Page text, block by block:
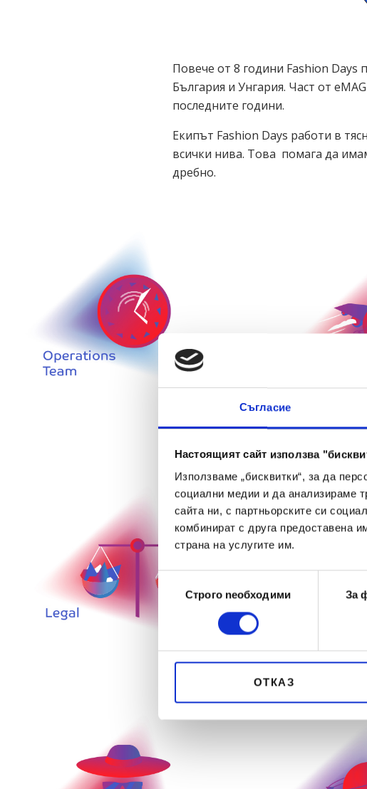
Съгласие
Настоящият сайт използва
Използваме „бисквитки“, за да
социални медии и да анализираме
сайта ни, с партньорските си
комбинират с друга предоставена
страна на услугите им.
Избор
Строго nеобходими За
ОТКАЗ
Повече от 8 години Fashion
България и Унгария. Част от
последните години.
Екипът Fashion Days работи в
всички нива. Това помага да
дребно.